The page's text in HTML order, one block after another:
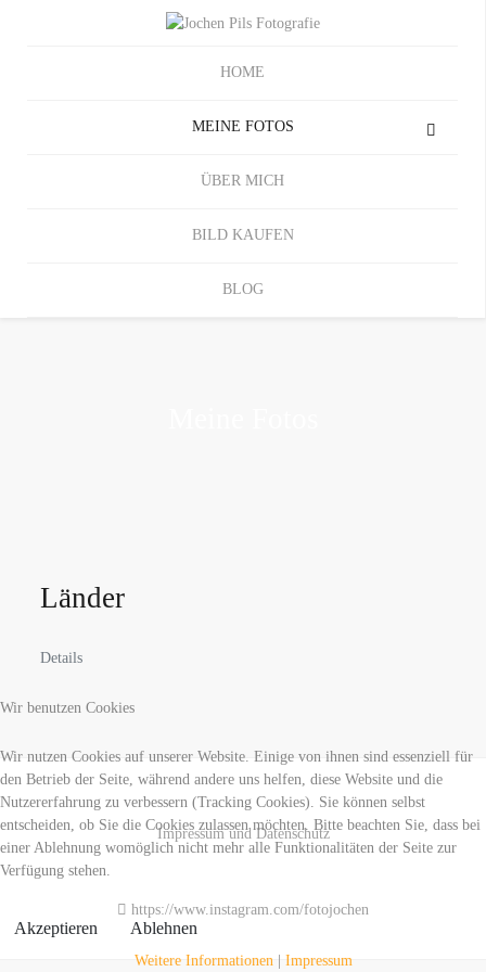
HOME
MEINE FOTOS
ÜBER MICH
BILD KAUFEN
BLOG
Länder
Details
Impressum und Datenschutz
https://www.instagram.com/fotojochen
Wir benutzen Cookies
Wir nutzen Cookies auf unserer Website. Einige von ihnen sind essenziell für
den Betrieb der Seite, während andere uns helfen, diese Website und die
Nutzererfahrung zu verbessern (Tracking Cookies). Sie können selbst
entscheiden, ob Sie die Cookies zulassen möchten. Bitte beachten Sie, dass bei
einer Ablehnung womöglich nicht mehr alle Funktionalitäten der Seite zur
Verfügung stehen.
Akzeptieren Ablehnen
Weitere Informationen | Impressum